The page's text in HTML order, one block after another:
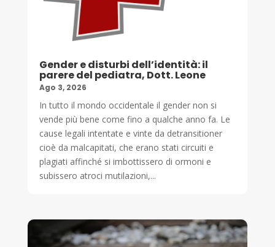
Gender e disturbi dell’identità: il
parere del pediatra, Dott. Leone
Ago 3, 2026
In tutto il mondo occidentale il gender non si
vende più bene come fino a qualche anno fa. Le
cause legali intentate e vinte da detransitioner
cioè da malcapitati, che erano stati circuiti e
plagiati affinché si imbottissero di ormoni e
subissero atroci mutilazioni,...